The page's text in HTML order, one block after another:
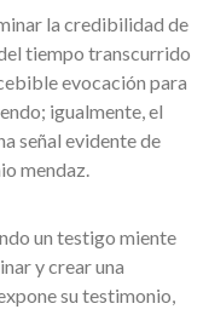
la credibilidad de
tiempo transcurrido
evocación para
igualmente, el
señal evidente de
mendaz.
un testigo miente
y crear una
su testimonio,